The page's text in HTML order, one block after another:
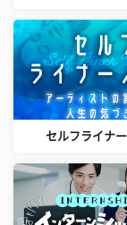
セルフライナ